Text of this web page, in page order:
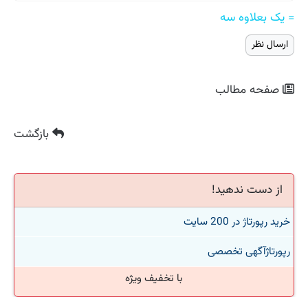
= یک بعلاوه سه
صفحه مطالب
بازگشت
از دست ندهید!
خرید رپورتاژ در 200 سایت
رپورتاژآگهی تخصصی
با تخفیف ویژه